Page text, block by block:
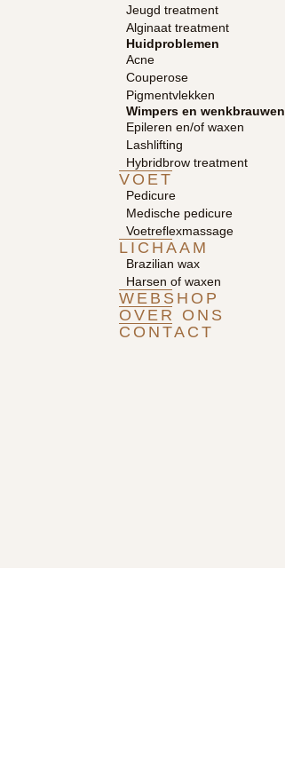
Jeugd treatment
Alginaat treatment
Huidproblemen
Acne
Couperose
Pigmentvlekken
Wimpers en wenkbrauwen
Epileren en/of waxen
Lashlifting
Hybridbrow treatment
VOET
Pedicure
Medische pedicure
Voetreflexmassage
LICHAAM
Brazilian wax
Harsen of waxen
WEBSHOP
OVER ONS
CONTACT